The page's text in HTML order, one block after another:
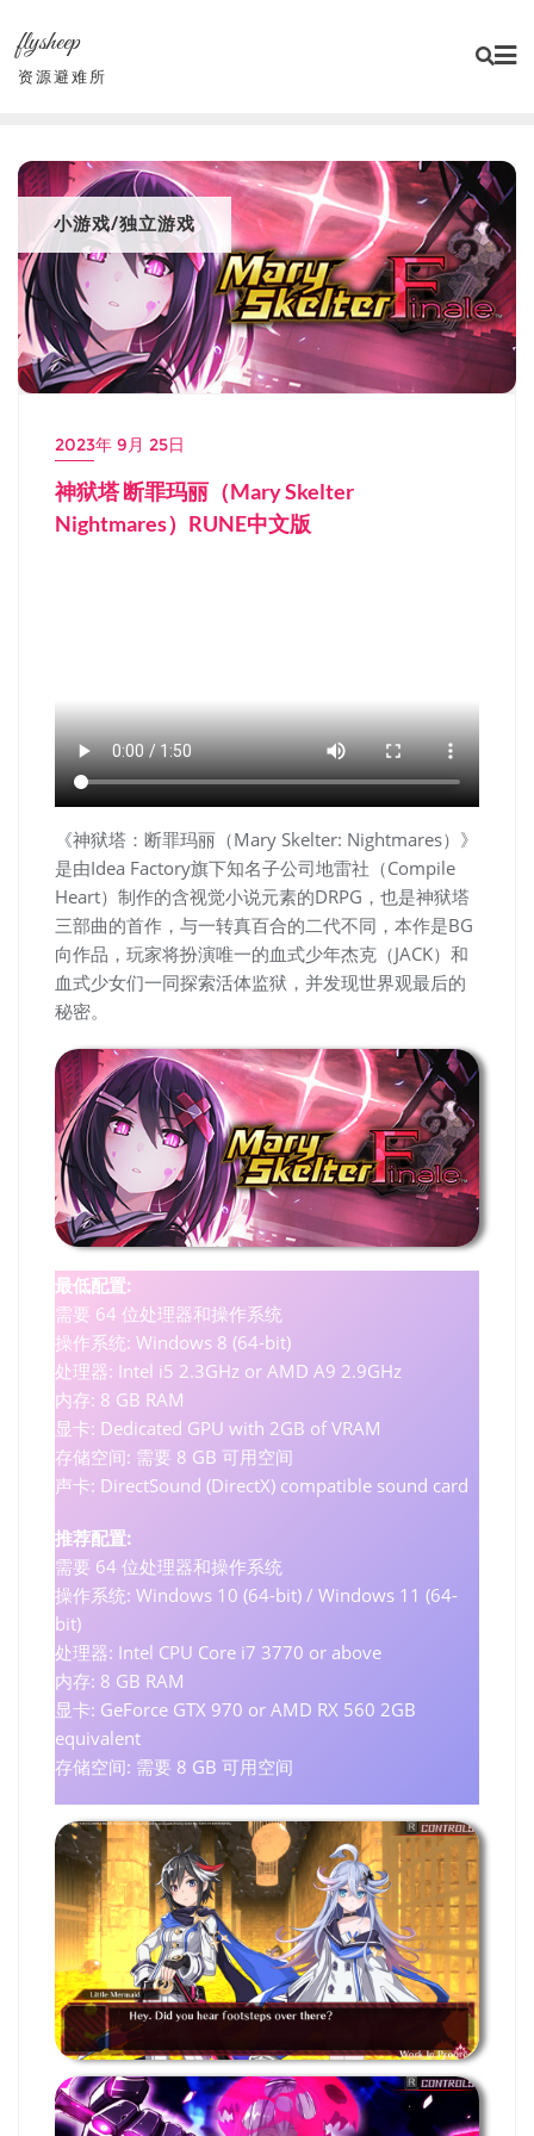
content
flysheep
资源避难所
小游戏/独立游戏
2023年 9月 25日
神狱塔 断罪玛丽（Mary Skelter
Nightmares）RUNE中文版
《神狱塔：断罪玛丽（Mary Skelter: Nightmares）》
是由Idea Factory旗下知名子公司地雷社（Compile
Heart）制作的含视觉小说元素的DRPG，也是神狱塔
三部曲的首作，与一转真百合的二代不同，本作是BG
向作品，玩家将扮演唯一的血式少年杰克（JACK）和
血式少女们一同探索活体监狱，并发现世界观最后的
秘密。
最低配置:
需要 64 位处理器和操作系统
操作系统: Windows 8 (64-bit)
处理器: Intel i5 2.3GHz or AMD A9 2.9GHz
内存: 8 GB RAM
显卡: Dedicated GPU with 2GB of VRAM
存储空间: 需要 8 GB 可用空间
声卡: DirectSound (DirectX) compatible sound card
推荐配置:
需要 64 位处理器和操作系统
操作系统: Windows 10 (64-bit) / Windows 11 (64-
bit)
处理器: Intel CPU Core i7 3770 or above
内存: 8 GB RAM
显卡: GeForce GTX 970 or AMD RX 560 2GB
equivalent
存储空间: 需要 8 GB 可用空间